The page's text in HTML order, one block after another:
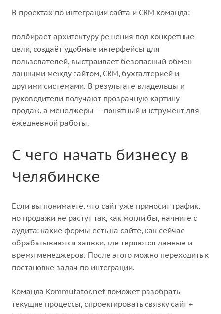
В проектах по интеграции сайта и CRM команда:
подбирает архитектуру решения под конкретные
цели, создаёт удобные интерфейсы для
пользователей, выстраивает безопасный обмен
данными между сайтом, CRM, бухгалтерией и
другими системами. В результате владельцы и
руководители получают прозрачную картину
продаж, а менеджеры — понятный инструмент для
ежедневной работы.
С чего начать бизнесу в
Челябинске
Если вы понимаете, что сайт уже приносит трафик,
но продажи не растут так, как могли бы, начните с
аудита: какие формы есть на сайте, как сейчас
обрабатываются заявки, где теряются данные и
время менеджеров. После этого можно переходить к
постановке задач по интеграции.
Команда Kommutator.net поможет разобрать
текущие процессы, спроектировать связку сайт +